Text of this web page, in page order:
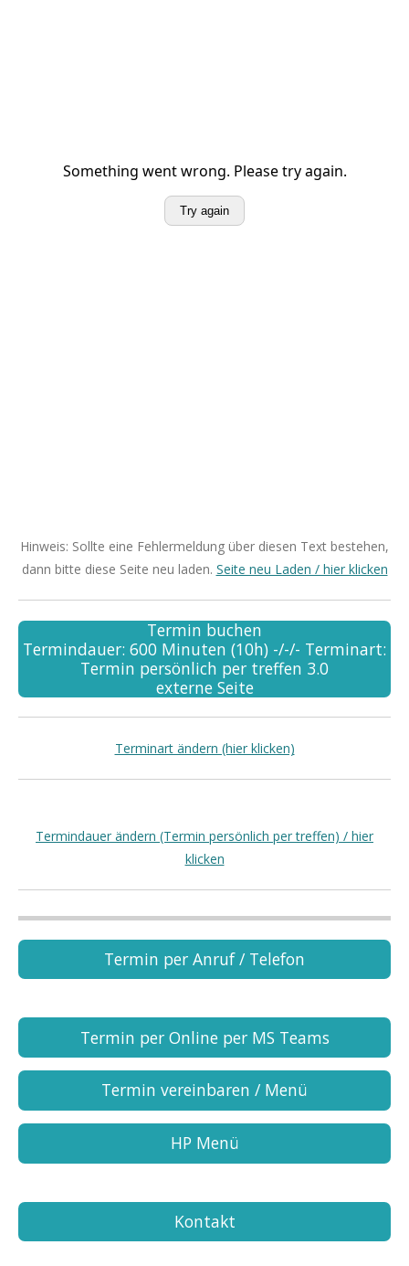
Hinweis: Sollte eine Fehlermeldung über diesen Text bestehen,
dann bitte diese Seite neu laden. Seite neu Laden / hier klicken
Termin buchen
Termindauer: 600 Minuten (10h) -/-/- Terminart:
Termin persönlich per treffen 3.0
externe Seite
Terminart ändern (hier klicken)
Termindauer ändern (Termin persönlich per treffen) / hier
klicken
Termin per Anruf / Telefon
Termin per Online per MS Teams
Termin vereinbaren / Menü
HP Menü
Kontakt